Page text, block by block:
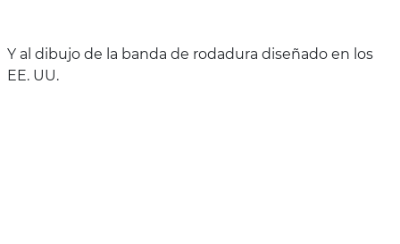
Y al dibujo de la banda de rodadura diseñado en los
EE. UU.